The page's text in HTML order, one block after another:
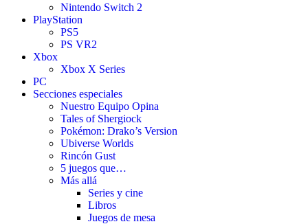
Nintendo Switch 2
PlayStation
PS5
PS VR2
Xbox
Xbox X Series
PC
Secciones especiales
Nuestro Equipo Opina
Tales of Shergiock
Pokémon: Drako’s Version
Ubiverse Worlds
Rincón Gust
5 juegos que…
Más allá
Series y cine
Libros
Juegos de mesa